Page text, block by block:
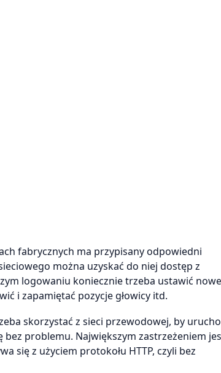
fabrycznych ma przypisany odpowiedni
można uzyskać do niej dostęp z
logowaniu koniecznie trzeba ustawić nowe
i zapamiętać pozycje głowicy itd.
skorzystać z sieci przewodowej, by
problemu. Największym zastrzeżeniem
się z użyciem protokołu HTTP, czyli bez